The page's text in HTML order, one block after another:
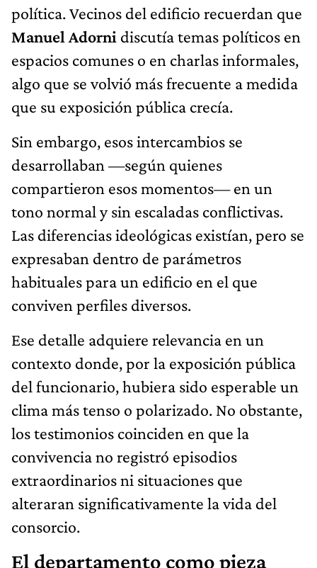
política. Vecinos del edificio recuerdan que
Manuel Adorni discutía temas políticos en
espacios comunes o en charlas informales,
algo que se volvió más frecuente a medida
que su exposición pública crecía.
Sin embargo, esos intercambios se
desarrollaban —según quienes
compartieron esos momentos— en un
tono normal y sin escaladas conflictivas.
Las diferencias ideológicas existían, pero se
expresaban dentro de parámetros
habituales para un edificio en el que
conviven perfiles diversos.
Ese detalle adquiere relevancia en un
contexto donde, por la exposición pública
del funcionario, hubiera sido esperable un
clima más tenso o polarizado. No obstante,
los testimonios coinciden en que la
convivencia no registró episodios
extraordinarios ni situaciones que
alteraran significativamente la vida del
consorcio.
El departamento como pieza